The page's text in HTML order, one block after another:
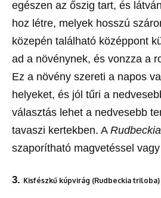
egészen az őszig tart, és
hoz létre, melyek hosszú
közepén található középpont
ad a növénynek, és vonzza a
Ez a növény szereti a napos
helyeket, és jól tűri a
választás lehet a nedvesebb
tavaszi kertekben. A
szaporítható magvetéssel
3. Kisfészkű kúpvirág (Rudbeckia triloba)